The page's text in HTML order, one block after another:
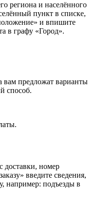
региона и населённого
пункт в списке,
и впишите
в графу «Город».
вам предложат варианты
способ.
доставки, номер
введите сведения,
например: подъезды в